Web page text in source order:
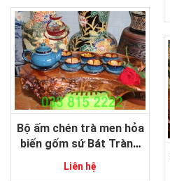
Bộ ấm chén trà men hỏa
biến gốm sứ Bát Tràng
Liên hệ